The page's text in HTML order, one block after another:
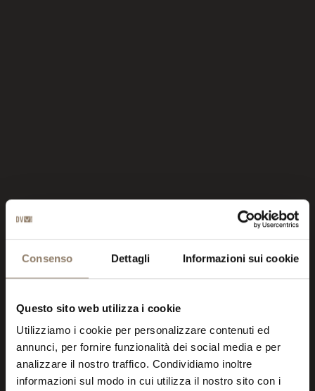
Consenso Dettagli Informazioni sui cookie
Questo sito web utilizza i cookie
Utilizziamo i cookie per personalizzare contenuti ed
annunci, per fornire funzionalità dei social media e per
analizzare il nostro traffico. Condividiamo inoltre
informazioni sul modo in cui utilizza il nostro sito con i
IL TUO BOUTIQUE HOTEL A
MADONNA DI CAMPIGLIO